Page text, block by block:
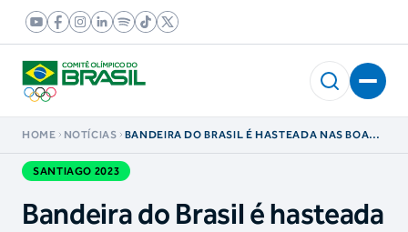
HOME NOTÍCIAS
BANDEIRA DO BRASIL É HASTEADA NAS BOAS-
SANTIAGO 2023
Bandeira do Brasil é hasteada